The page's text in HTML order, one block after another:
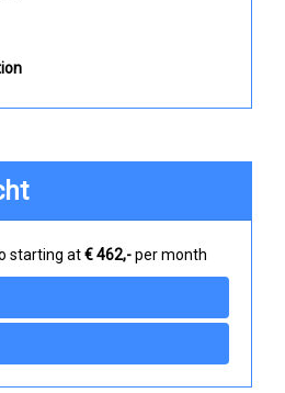
starting at€ 462,-per month